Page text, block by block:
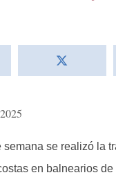
semana se realizó la
en balnearios